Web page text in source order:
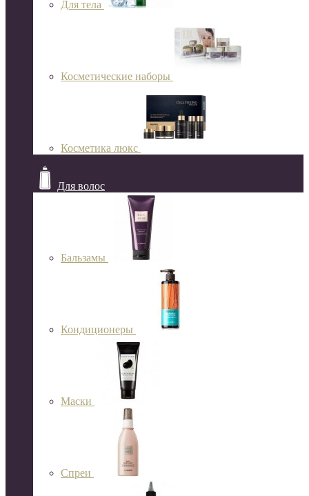
Для тела
Косметические наборы
Косметика люкс
Для волос
Бальзамы
Кондиционеры
Маски
Спреи